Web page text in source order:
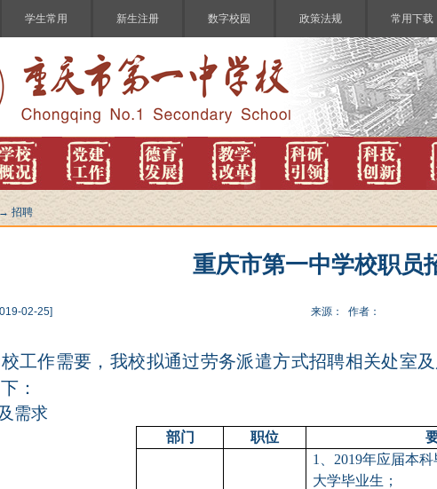
学生常用 新生注册 数字校园 政策法规 常用下载
→ 招聘
重庆市第一中学校职员
02-25] 来源： 作者：
工作需要，我校拟通过劳务派遣方式招聘相关处室
：
需求
部门 职位
1 2019年应届本
大学毕业生；